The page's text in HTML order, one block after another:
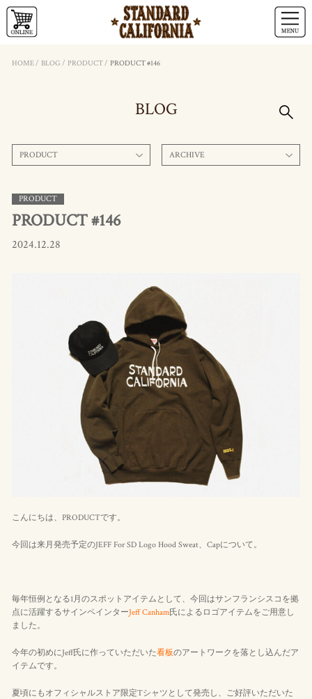
HOME/ BLOG / PRODUCT/ PRODUCT #146
BLOG
PRODUCT ARCHIVE
PRODUCT
PRODUCT #146
2024.12.28
こんにちは、PRODUCTです。
今回は来月発売予定のJEFF For SD Logo Hood Sweat、Capについて。
毎年恒例となる1月のスポットアイテムとして、今回はサンフランシスコを拠
点に活躍するサインペインターJeff Canham氏によるロゴアイテムをご用意し
ました。
今年の初めにJeff氏に作っていただいた看板のアートワークを落とし込んだア
イテムです。
夏頃にもオフィシャルストア限定Tシャツとして発売し、ご好評いただいた